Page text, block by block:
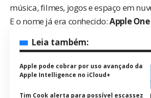
música, filmes, jogos e espaço em
E o nomejá era conhecido:Apple One.
Leia também:
Apple pode cobrar por uso avançado da
Apple Intelligence no iCloud+
Tim Cook alerta para possível escassez